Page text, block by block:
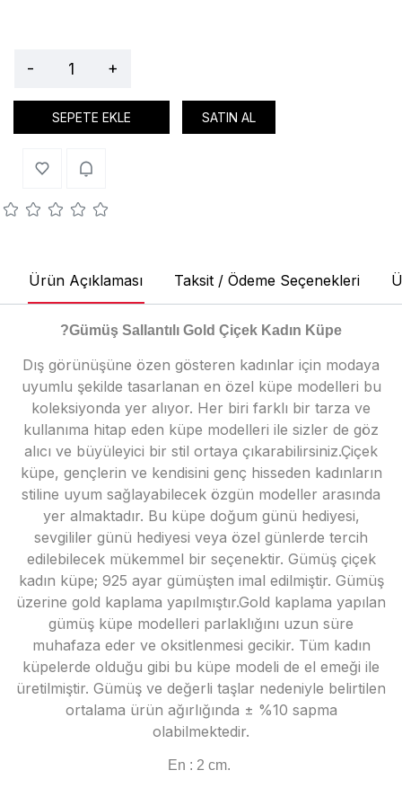
- +
SEPETE EKLE SATIN AL
Ürün Açıklaması Taksit / Ödeme Seçenekleri
?Gümüş Sallantılı Gold Çiçek Kadın Küpe
Dış görünüşüne özen gösteren kadınlar için modaya
uyumlu şekilde tasarlanan en özel küpe modelleri bu
koleksiyonda yer alıyor. Her biri farklı bir tarza ve
kullanıma hitap eden küpe modelleri ile sizler de göz
alıcı ve büyüleyici bir stil ortaya çıkarabilirsiniz.Çiçek
küpe, gençlerin ve kendisini genç hisseden kadınların
stiline uyum sağlayabilecek özgün modeller arasında
yer almaktadır. Bu küpe doğum günü hediyesi,
sevgililer günü hediyesi veya özel günlerde tercih
edilebilecek mükemmel bir seçenektir. Gümüş çiçek
kadın küpe; 925 ayar gümüşten imal edilmiştir. Gümüş
üzerine gold kaplama yapılmıştır.Gold kaplama yapılan
gümüş küpe modelleri parlaklığını uzun süre
muhafaza eder ve oksitlenmesi gecikir. Tüm kadın
küpelerde olduğu gibi bu küpe modeli de el emeği ile
üretilmiştir. Gümüş ve değerli taşlar nedeniyle belirtilen
ortalama ürün ağırlığında ± %10 sapma
olabilmektedir.
En : 2 cm.